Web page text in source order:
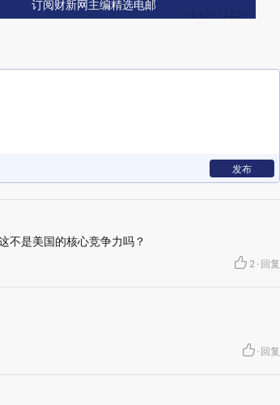
订阅财新网主编精选电邮
发布
不是美国的核心竞争力吗？
2 · 回复
· 回复